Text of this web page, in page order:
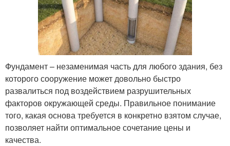
Фундамент – незаменимая часть для любого здания, без
которого сооружение может довольно быстро
развалиться под воздействием разрушительных
факторов окружающей среды. Правильное понимание
того, какая основа требуется в конкретно взятом случае,
позволяет найти оптимальное сочетание цены и
качества.